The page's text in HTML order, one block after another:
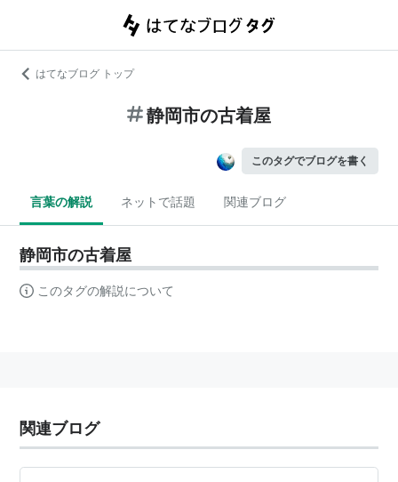
はてなブログ トップ
静岡市の古着屋
このタグでブログを書く
言葉の解説 ネットで話題 関連ブログ
静岡市の古着屋
このタグの解説について
関連ブログ